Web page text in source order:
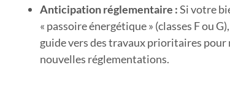
Anticipation réglementaire :Si votre
« passoire énergétique » (classes F ou
guide vers des travaux prioritaires pour
nouvelles réglementations.